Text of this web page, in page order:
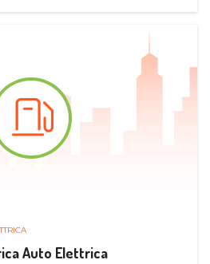
Auto Elettrica